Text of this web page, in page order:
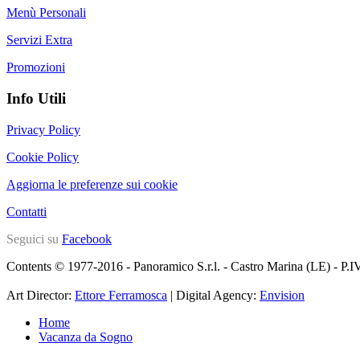
Menù Personali
Servizi Extra
Promozioni
Info Utili
Privacy Policy
Cookie Policy
Aggiorna le preferenze sui cookie
Contatti
Seguici su Facebook
Contents © 1977-2016 - Panoramico S.r.l. - Castro Marina (LE) -
Art Director: Ettore Ferramosca | Digital Agency: Envision
Home
Vacanza da Sogno